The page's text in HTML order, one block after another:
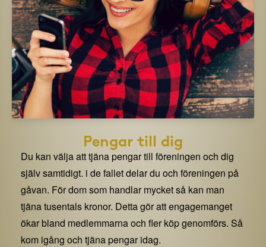
Pengar till dig
Du kan välja att tjäna pengar till föreningen och dig
själv samtidigt. i de fallet delar du och föreningen på
gåvan. För dom som handlar mycket så kan man
tjäna tusentals kronor. Detta gör att engagemanget
ökar bland medlemmarna och fler köp genomförs. Så
kom igång och tjäna pengar idag.